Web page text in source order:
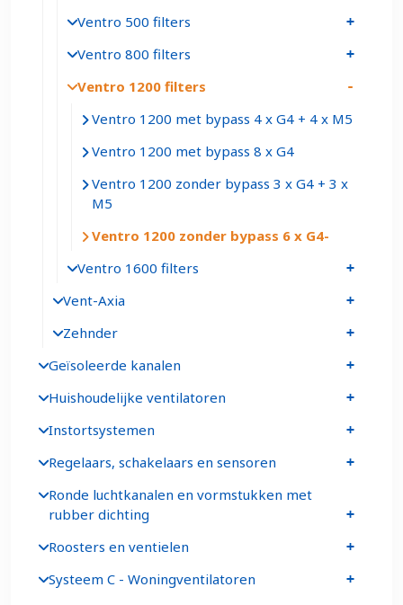
Ventro 500 filters
Ventro 800 filters
Ventro 1200 filters
Ventro 1200 met bypass 4 x G4 + 4 x M5
Ventro 1200 met bypass 8 x G4
Ventro 1200 zonder bypass 3 x G4 + 3 x
M5
Ventro 1200 zonder bypass 6 x G4
Ventro 1600 filters
Vent-Axia
Zehnder
Geïsoleerde kanalen
Huishoudelijke ventilatoren
Instortsystemen
Regelaars, schakelaars en sensoren
Ronde luchtkanalen en vormstukken met
rubber dichting
Roosters en ventielen
Systeem C - Woningventilatoren